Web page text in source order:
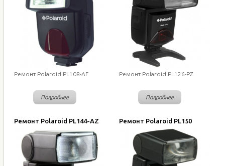
Ремонт Polaroid PL108-AF
Подробнее
Ремонт Polaroid PL126-PZ
Подробнее
Ремонт Polaroid PL144-AZ Ремонт Polaroid PL150